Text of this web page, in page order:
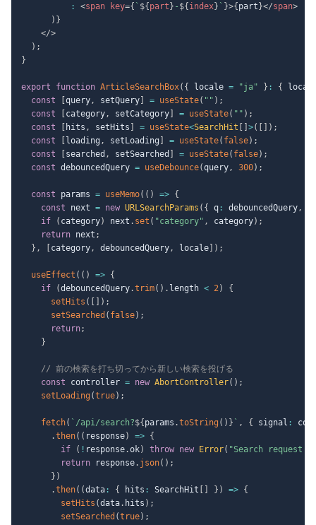
:
<span key={ ` ${ part } - ${ index} ` }>{ part }</span>
) }
</>
) ;
}
export function ArticleSearchBox( { locale = "ja" } : {
const
query, setQuery = useState( "" ) ;
const
category, setCategory = useState( "" ) ;
const
hits , setHits = useState<SearchHit >( ) ;
const
loading , setLoading = useState( false) ;
const
searched , setSearched = useState( false) ;
const debouncedQuery = useDebounce(query, 300) ;
const params = useMemo( ( ) => {
const next = new URLSearchParams ( { q : debouncedQuery,
if
( category) next . set ( "category" , category) ;
return next ;
} , category, debouncedQuery, locale ) ;
useEffect ( ( ) => {
if
(debouncedQuery.trim( ) . length < 2)
{
setHits ( ) ;
setSearched ( false) ;
return;
}
// 前の検索を打ち切ってから新しい検索を投げる
const controller = new AbortController( ) ;
setLoading (true) ;
fetch( ` /api/search?${ params .toString ( ) } ` , { signal :
.then( ( response) => {
if
( ! response.ok) throw new Error( "Search request
return response. json( ) ;
} )
.then( (data : { hits : SearchHit } ) => {
setHits (data. hits ) ;
setSearched (true) ;